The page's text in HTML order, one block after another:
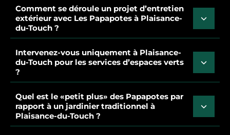
Comment se déroule un projet d’entretien
extérieur avec Les Papapotes à Plaisance-
du-Touch ?
Intervenez-vous uniquement à Plaisance-
du-Touch pour les services d’espaces verts
?
Quel est le «petit plus» des Papapotes par
rapport à un jardinier traditionnel à
Plaisance-du-Touch ?